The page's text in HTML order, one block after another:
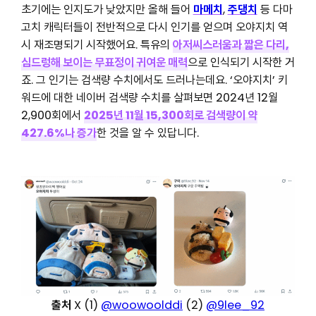
초기에는 인지도가 낮았지만 올해 들어 마메치,주댕치 등 다마
고치 캐릭터들이 전반적으로 다시 인기를 얻으며 오야지치 역
시 재조명되기 시작했어요. 특유의 아저씨스러움과 짧은 다리,
심드렁해 보이는 무표정이 귀여운 매력으로 인식되기 시작한 거
죠. 그 인기는 검색량 수치에서도 드러나는데요. ‘오야지치’ 키
워드에 대한 네이버 검색량 수치를 살펴보면 2024년 12월
2,900회에서 2025년11월 15,300회로 검색량이 약
427.6%나 증가한 것을 알 수 있답니다.
출처 X (1) @woowoolddi (2) @9lee_92